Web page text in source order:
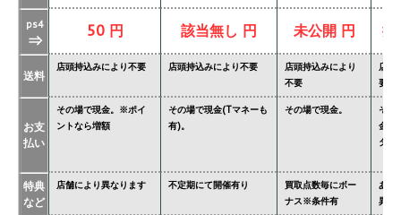
ps4
⇒ 50 円 該当無し 円 未公開 円 掲
送料
店頭持込みにより不要 店頭持込みにより不要
店頭持込みにより
不要
店頭
要
お支
払い
その場で現金。※ポイ
ントなら増額
その場で現金(Tマネーも
有)。
その場で現金。
その
金額
ター'
特典
など
店舗により異なります 不定期にて開催有り
買取点数毎にボー
ナス※条件有
あり
異な